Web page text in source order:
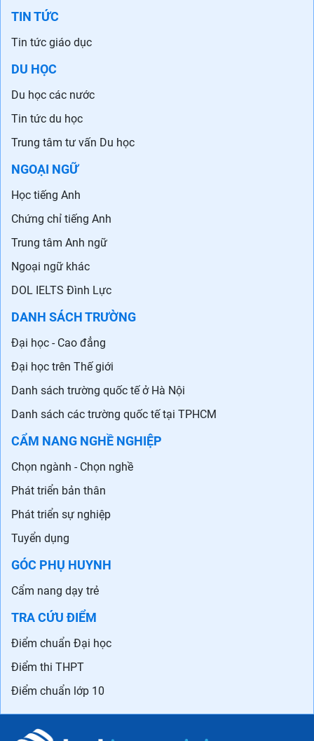
TIN TỨC
Tin tức giáo dục
DU HỌC
Du học các nước
Tin tức du học
Trung tâm tư vấn Du học
NGOẠI NGỮ
Học tiếng Anh
Chứng chỉ tiếng Anh
Trung tâm Anh ngữ
Ngoại ngữ khác
DOL IELTS Đình Lực
DANH SÁCH TRƯỜNG
Đại học - Cao đẳng
Đại học trên Thế giới
Danh sách trường quốc tế ở Hà Nội
Danh sách các trường quốc tế tại TPHCM
CẨM NANG NGHỀ NGHIỆP
Chọn ngành - Chọn nghề
Phát triển bản thân
Phát triển sự nghiệp
Tuyển dụng
GÓC PHỤ HUYNH
Cẩm nang dạy trẻ
TRA CỨU ĐIỂM
Điểm chuẩn Đại học
Điểm thi THPT
Điểm chuẩn lớp 10